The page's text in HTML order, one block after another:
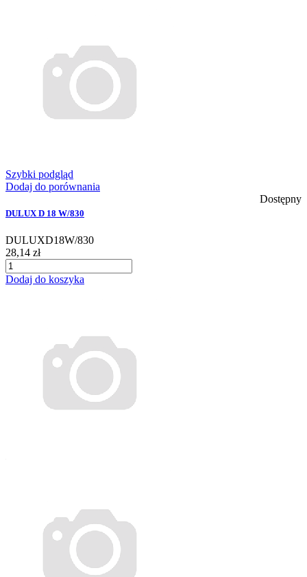
Szybki podgląd
Dodaj do porównania
Dostępny
DULUX D 18 W/830
DULUXD18W/830
28,14 zł
Dodaj do koszyka